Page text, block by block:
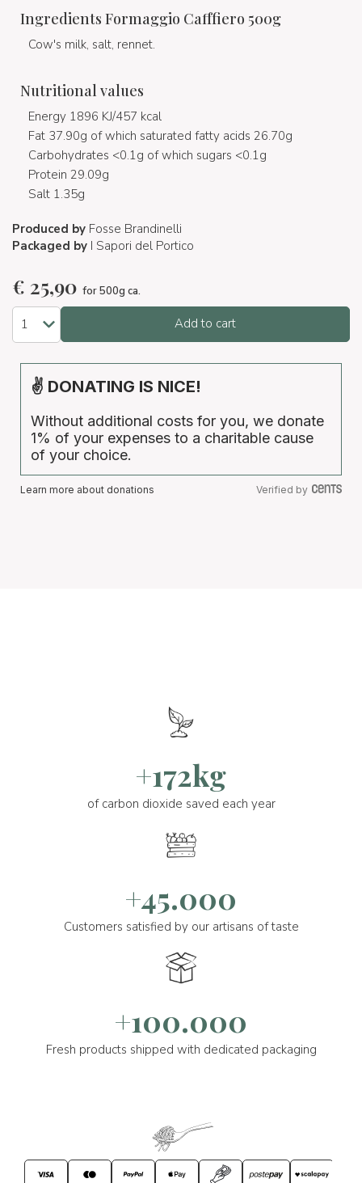
Ingredients Formaggio Cafffiero 500g
Cow's milk, salt, rennet.
Nutritional values
Energy 1896 KJ/457 kcal
Fat 37.90g of which saturated fatty acids 26.70g
Carbohydrates <0.1g of which sugars <0.1g
Protein 29.09g
Salt 1.35g
Produced by Fosse Brandinelli
Packaged by I Sapori del Portico
€ 25,90 for 500g ca.
Add to cart
✌ DONATING IS NICE!
Without additional costs for you, we donate
1% of your expenses to a charitable cause
of your choice.
Learn more about donations Verified by
+172kg
of carbon dioxide saved each year
+45.000
Customers satisfied by our artisans of taste
+100.000
Fresh products shipped with dedicated packaging